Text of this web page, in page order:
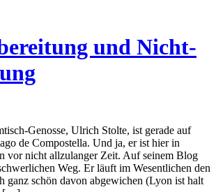
und Nicht-
Genosse, Ulrich Stolte, ist gerade auf
de Compostella. Und ja, er ist hier in
vor nicht allzulanger Zeit. Auf seinem Blog
Weg. Er läuft im Wesentlichen den
ganz schön davon abgewichen (Lyon ist halt